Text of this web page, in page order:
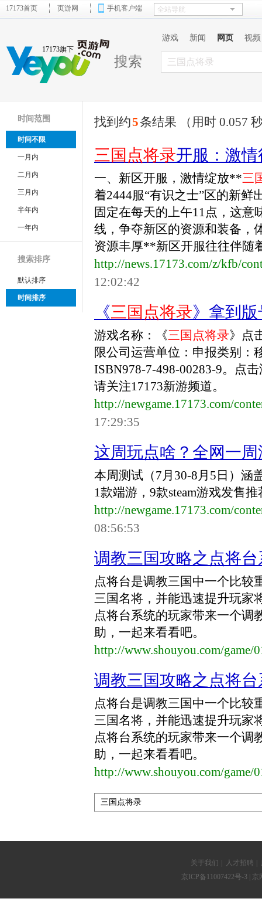
17173首页 页游网 手机客户端
17173旗下
游戏 新闻 网页 视频
搜索
时间范围
时间不限
一月内
二月内
三月内
半年内
一年内
搜索排序
默认排序
时间排序
找到约5条结果 （用时 0.057
三国点将录开服：激
一、新区开服，激情绽放**三
着2444服“有识之士”区的新
固定在每天的上午11点，这
线，争夺新区的资源和装备，
资源丰厚**新区开服往往伴随
http://news.17173.com/z/kfb/
12:02:42
《三国点将录》拿到
游戏名称：《三国点将录》点
限公司运营单位：申报类别：
ISBN978-7-498-00283-9。点
请关注17173新游频道。
http://newgame.17173.com/
17:29:35
这周玩点啥？全网一
本周测试（7月30-8月5日）涵
1款端游，9款steam游戏发售
http://newgame.17173.com/
08:56:53
调教三国攻略之点将
点将台是调教三国中一个比较
三国名将，并能迅速提升玩家
点将台系统的玩家带来一个调
助，一起来看看吧。
http://www.shouyou.com/game/
调教三国攻略之点将
点将台是调教三国中一个比较
三国名将，并能迅速提升玩家
点将台系统的玩家带来一个调
助，一起来看看吧。
http://www.shouyou.com/game/
关于我们 人才招聘
京ICP备11007422号-3| 京